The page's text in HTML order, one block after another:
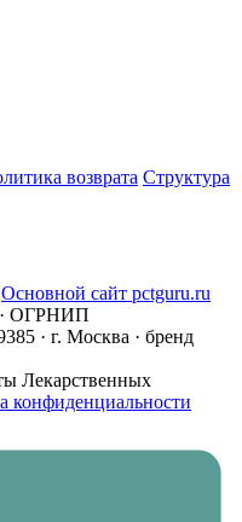
возврата Структура
Основной сайт pctguru.ru
· ОГРНИП
· г. Москва · бренд
Лекарственных
конфиденциальности